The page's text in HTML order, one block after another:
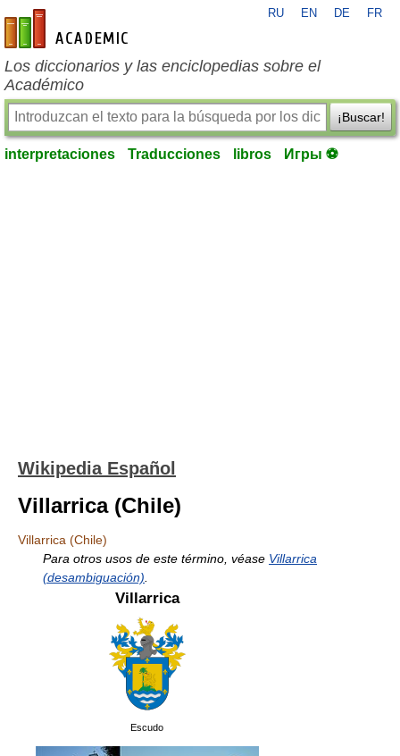
es-academic.com
RU EN DE FR
Los diccionarios y las enciclopedias sobre el
Académico
¡Buscar!
interpretaciones Traducciones libros Игры ⚽
Wikipedia Español
Villarrica (Chile)
Villarrica (Chile)
Para otros usos de este término, véase Villarrica
(desambiguación)
Villarrica
Escudo